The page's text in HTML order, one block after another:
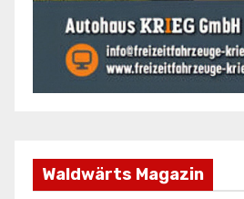
Waldwärts Magazin